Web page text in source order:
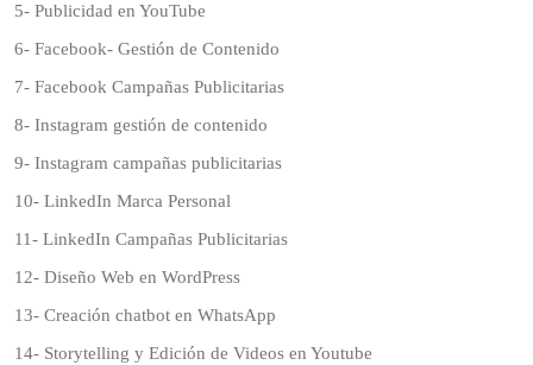
5- Publicidad en YouTube
6- Facebook- Gestión de Contenido
7- Facebook Campañas Publicitarias
8- Instagram gestión de contenido
9- Instagram campañas publicitarias
10- LinkedIn Marca Personal
11- LinkedIn Campañas Publicitarias
12- Diseño Web en WordPress
13- Creación chatbot en WhatsApp
14- Storytelling y Edición de Videos en Youtube